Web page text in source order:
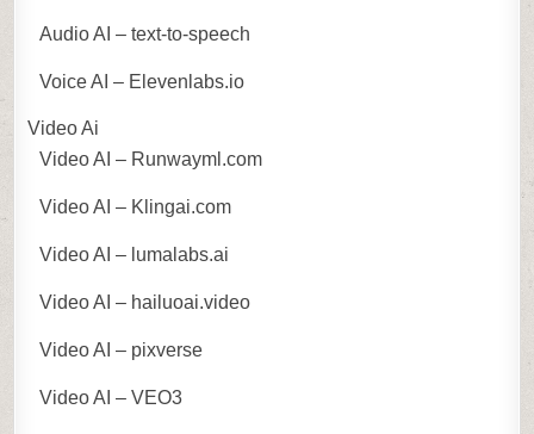
Audio AI – text-to-speech
Voice AI – Elevenlabs.io
Video Ai
Video AI – Runwayml.com
Video AI – Klingai.com
Video AI – lumalabs.ai
Video AI – hailuoai.video
Video AI – pixverse
Video AI – VEO3